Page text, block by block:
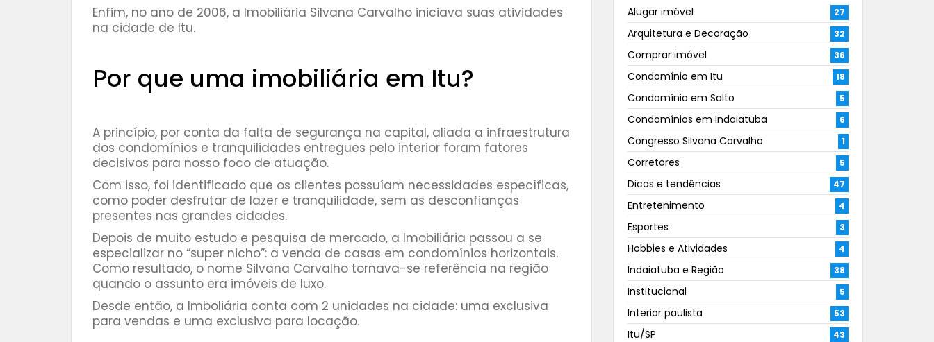
Enfim, no ano de 2006, a Imobiliária Silvana Carvalho iniciava suas atividades
na cidade de Itu.
Por que uma imobiliária em Itu?
A princípio, por conta da falta de segurança na capital, aliada a infraestrutura
dos condomínios e tranquilidades entregues pelo interior foram fatores
decisivos para nosso foco de atuação.
Com isso, foi identificado que os clientes possuíam necessidades específicas,
como poder desfrutar de lazer e tranquilidade, sem as desconfianças
presentes nas grandes cidades.
Depois de muito estudo e pesquisa de mercado, a Imobiliária passou a se
especializar no “super nicho”: a venda de casas em condomínios horizontais.
Como resultado, o nome Silvana Carvalho tornava-se referência na região
quando o assunto era imóveis de luxo.
Desde então, a Imboliária conta com 2 unidades na cidade: uma exclusiva
para vendas e uma exclusiva para locação.
Alugar imóvel
27
Arquitetura e Decoração 32
Comprar imóvel 36
Condomínio em Itu 18
Condomínio em Salto 5
Condomínios em Indaiatuba 6
Congresso Silvana Carvalho 1
Corretores 5
Dicas e tendências 47
Entretenimento 4
Esportes 3
Hobbies e Atividades 4
Indaiatuba e Região 38
Institucional 5
Interior paulista 53
Itu/SP 43